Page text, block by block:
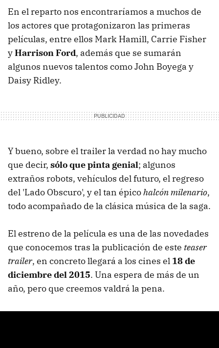
En el reparto nos encontraríamos a muchos de
los actores que protagonizaron las primeras
películas, entre ellos Mark Hamill, Carrie Fisher
yHarrison Ford, además que se sumarán
algunos nuevos talentos como John Boyega y
Daisy Ridley.
Y bueno, sobre el trailer la verdad no hay mucho
que decir, sólo que pinta genial; algunos
extraños robots, vehículos del futuro, el regreso
del 'Lado Obscuro', y el tan épicohalcón milenario,
todo acompañado de la clásica música de la saga.
El estreno de la película es una de las novedades
que conocemos tras la publicación de este teaser
trailer, en concreto llegará a los cines el 18 de
diciembre del 2015. Una espera de más de un
año, pero que creemos valdrá la pena.